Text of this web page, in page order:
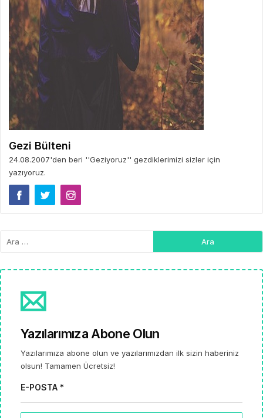
Gezi Bülteni
24.08.2007'den beri ''Geziyoruz'' gezdiklerimizi sizler için
yazıyoruz.
Yazılarımıza Abone Olun
Yazılarımıza abone olun ve yazılarımızdan ilk sizin haberiniz
olsun! Tamamen Ücretsiz!
E-POSTA *